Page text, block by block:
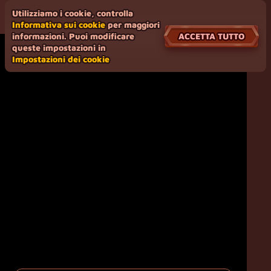
Utilizziamo i cookie, controlla
Informativa sui cookieper maggiori
informazioni. Puoi modificare
queste impostazioni in
Impostazioni dei cookie
ACCETTA TUTTO